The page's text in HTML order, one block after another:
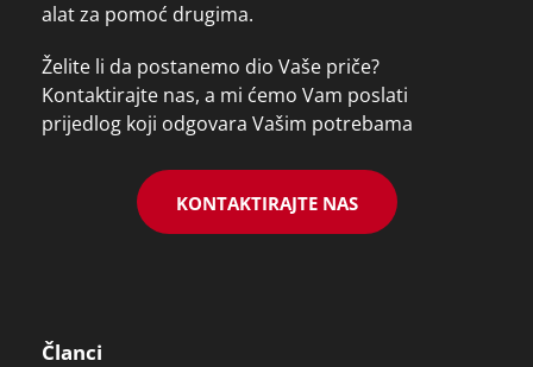
alat za pomoć drugima.
Želite li da postanemo dio Vaše priče?
Kontaktirajte nas, a mi ćemo Vam poslati
prijedlog koji odgovara Vašim potrebama
KONTAKTIRAJTE NAS
Članci